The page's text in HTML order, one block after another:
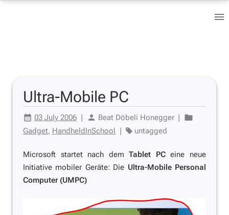
Ultra-Mobile PC
03 July 2006 | Beat Döbeli Honegger |
Gadget, HandheldInSchool | untagged
Microsoft startet nach demTablet PCeine neue
Initiative mobiler Geräte: Die Ultra-Mobile Personal
Computer (UMPC)